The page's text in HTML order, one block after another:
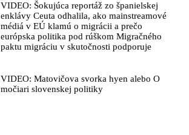
VIDEO: Šokujúca reportáž zo španielskej
enklávy Ceuta odhalila, ako mainstreamové
médiá v EÚ klamú o migrácii a prečo
európska politika pod rúškom Migračného
paktu migráciu v skutočnosti podporuje
VIDEO: Matovičova svorka hyen alebo O
močiari slovenskej politiky